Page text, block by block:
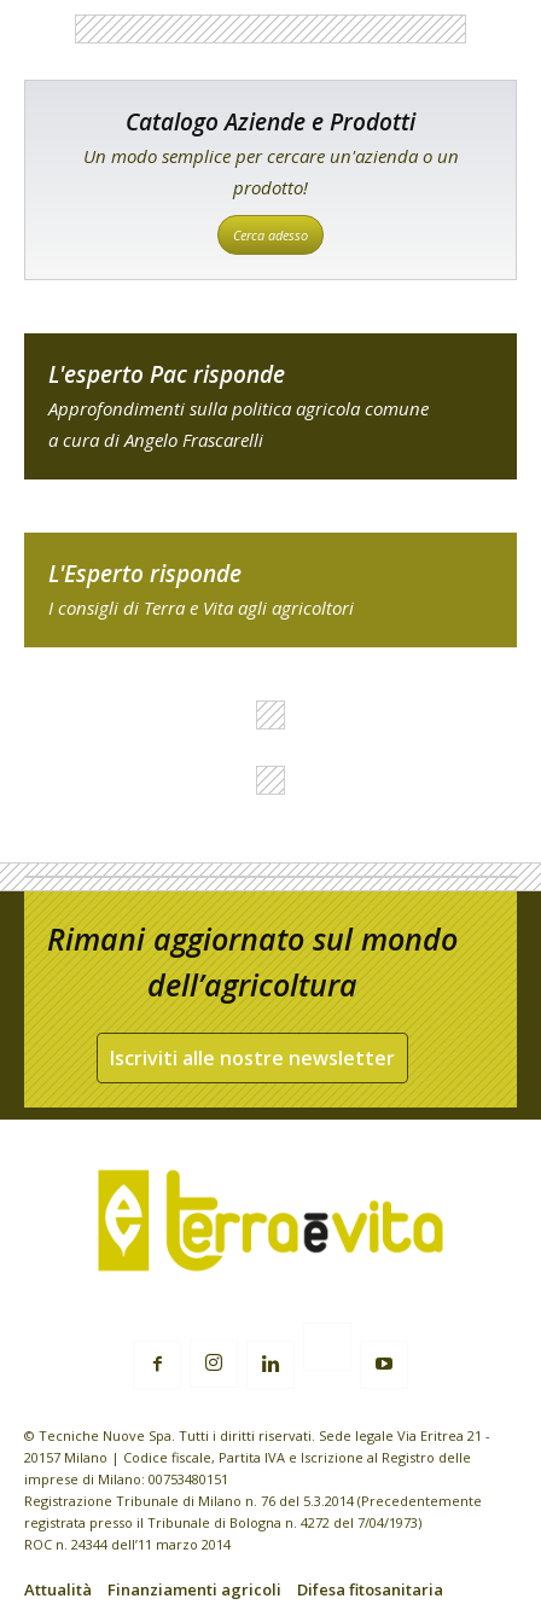
Catalogo Aziende e Prodotti
Un modo semplice per cercare un'azienda o un
prodotto!
Cerca adesso
L'esperto Pac risponde
Approfondimenti sulla politica agricola comune
a cura di Angelo Frascarelli
L'Esperto risponde
I consigli di Terra e Vita agli agricoltori
Rimani aggiornato sul mondo
dell’agricoltura
Iscriviti alle nostre newsletter
© Tecniche Nuove Spa. Tutti i diritti riservati. Sede legale Via Eritrea 21 -
20157 Milano | Codice fiscale, Partita IVA e Iscrizione al Registro delle
imprese di Milano: 00753480151
Registrazione Tribunale di Milano n. 76 del 5.3.2014 (Precedentemente
registrata presso il Tribunale di Bologna n. 4272 del 7/04/1973)
ROC n. 24344 dell’11 marzo 2014
Attualità Finanziamenti agricoli
Difesa fitosanitaria